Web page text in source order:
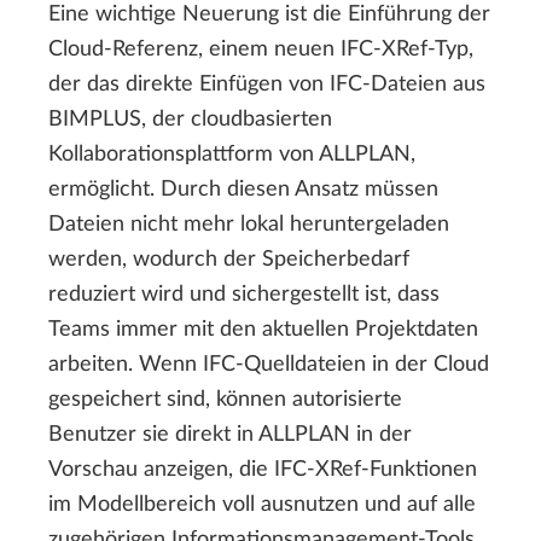
Eine wichtige Neuerung ist die Einführung der
Cloud-Referenz, einem neuen IFC-XRef-Typ,
der das direkte Einfügen von IFC-Dateien aus
BIMPLUS, der cloudbasierten
Kollaborationsplattform von ALLPLAN,
ermöglicht. Durch diesen Ansatz müssen
Dateien nicht mehr lokal heruntergeladen
werden, wodurch der Speicherbedarf
reduziert wird und sichergestellt ist, dass
Teams immer mit den aktuellen Projektdaten
arbeiten. Wenn IFC-Quelldateien in der Cloud
gespeichert sind, können autorisierte
Benutzer sie direkt in ALLPLAN in der
Vorschau anzeigen, die IFC-XRef-Funktionen
im Modellbereich voll ausnutzen und auf alle